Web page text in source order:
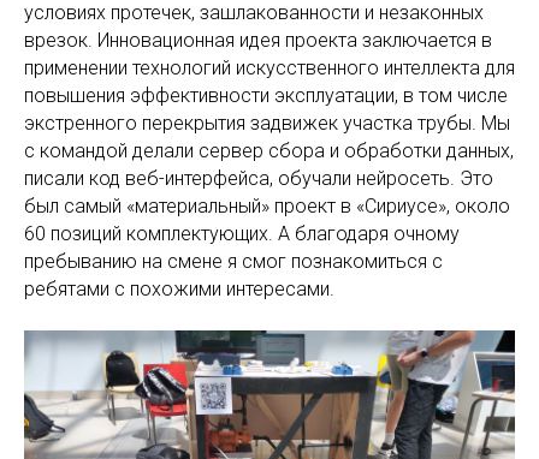
условиях протечек, зашлакованности и незаконных
врезок. Инновационная идея проекта заключается в
применении технологий искусственного интеллекта для
повышения эффективности эксплуатации, в том числе
экстренного перекрытия задвижек участка трубы. Мы
с командой делали сервер сбора и обработки данных,
писали код веб-интерфейса, обучали нейросеть. Это
был самый «материальный» проект в «Сириусе», около
60 позиций комплектующих. А благодаря очному
пребыванию на смене я смог познакомиться с
ребятами с похожими интересами.